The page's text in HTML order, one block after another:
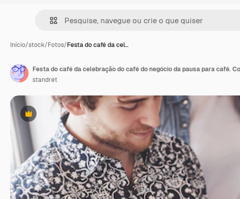
Início/stock/Fotos/Festa do café da cel…
Premium
standret